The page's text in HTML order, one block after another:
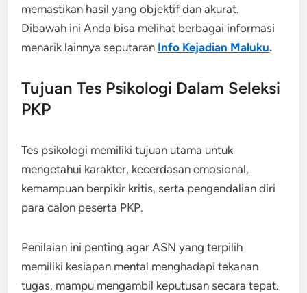
memastikan hasil yang objektif dan akurat.
Dibawah ini Anda bisa melihat berbagai informasi
menarik lainnya seputaran Info Kejadian Maluku.
Tujuan Tes Psikologi Dalam Seleksi
PKP
Tes psikologi memiliki tujuan utama untuk
mengetahui karakter, kecerdasan emosional,
kemampuan berpikir kritis, serta pengendalian diri
para calon peserta PKP.
Penilaian ini penting agar ASN yang terpilih
memiliki kesiapan mental menghadapi tekanan
tugas, mampu mengambil keputusan secara tepat.